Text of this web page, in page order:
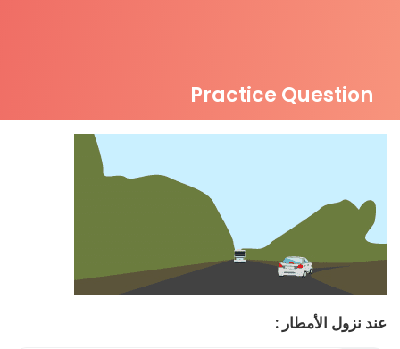
Practice Question
عند نزول الأمطار :